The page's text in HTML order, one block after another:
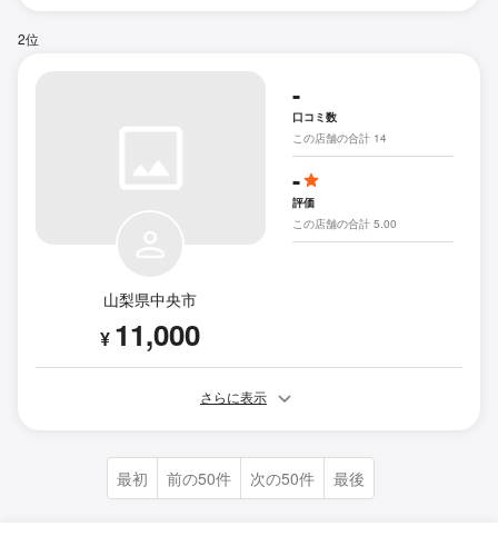
2位
山梨県中央市
¥ 11,000
-
口コミ数
この店舗の合計 14
-
評価
この店舗の合計 5.00
さらに表示
最初 前の50件 次の50件 最後